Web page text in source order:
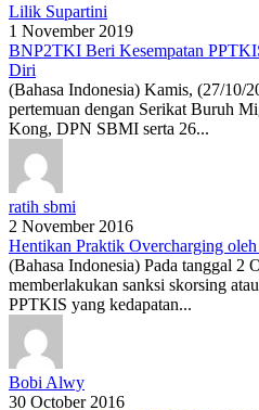
Lilik Supartini
1 November 2019
BNP2TKI Beri Kesempatan
Diri
(Bahasa Indonesia) Kamis, (27/10/
pertemuan dengan Serikat Buruh
Kong, DPN SBMI serta 26...
ratih sbmi
2 November 2016
Hentikan Praktik Overcharging
(Bahasa Indonesia) Pada tanggal
memberlakukan sanksi skorsing
PPTKIS yang kedapatan...
Bobi Alwy
30 October 2016